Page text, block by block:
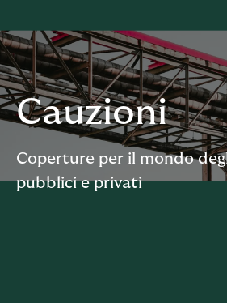
Cauzioni
Coperture per il mondo
pubblici e privati